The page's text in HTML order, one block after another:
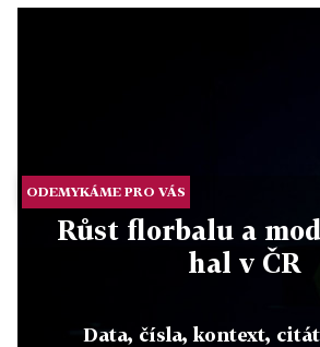
ODEMYKÁME PRO VÁS
Růst florbalu a
hal v ČR
Data, čísla, kontext,